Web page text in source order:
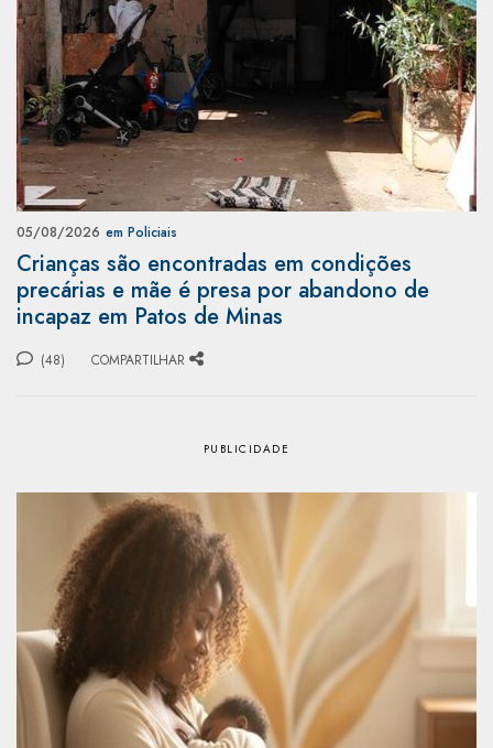
05/08/2026 em Policiais
Crianças são encontradas em condições
precárias e mãe é presa por abandono de
incapaz em Patos de Minas
(48) COMPARTILHAR